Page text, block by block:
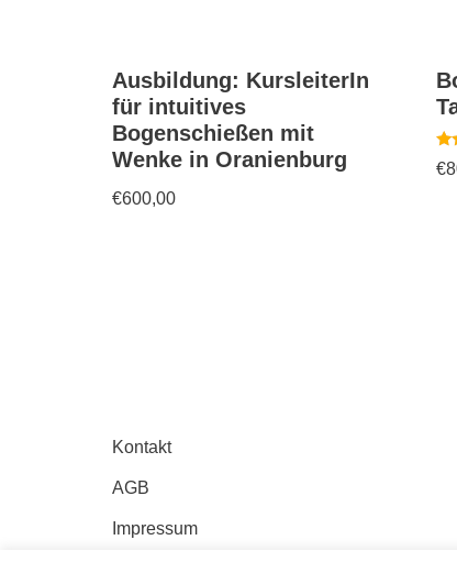
Ausbildung: KursleiterIn
für intuitives
Bogenschießen mit
Wenke in Oranienburg
€600,00
mit
€
Kontakt
AGB
Impressum